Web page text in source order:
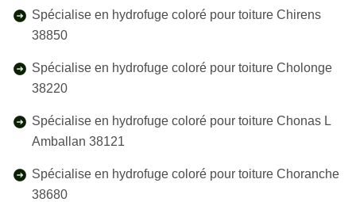
Spécialise en hydrofuge coloré pour toiture Chirens
38850
Spécialise en hydrofuge coloré pour toiture Cholonge
38220
Spécialise en hydrofuge coloré pour toiture Chonas L
Amballan 38121
Spécialise en hydrofuge coloré pour toiture Choranche
38680